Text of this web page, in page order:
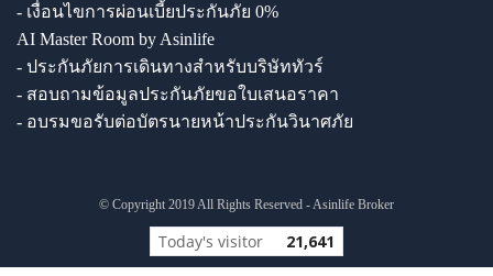
- เงื่อนไขการผ่อนเบี้ยประกันภัย 0%
AI Master Room by Asinlife
- ประกันภัยการเดินทางสำหรับบริษัททัวร์
- สอบถามข้อมูลประกันภัยขอใบเสนอราคา
- อบรมขอรับต่อบัตรนายหน้าประกันวินาศภัย
© Copyright 2019 All Rights Reserved - Asinlife Broker
Today's visitor 21,641